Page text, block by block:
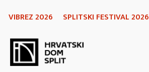
VIBREZ 2026 SPLITSKI FESTIVAL 2026